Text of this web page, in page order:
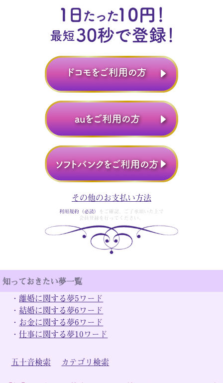
その他のお支払い方法
利用規約（必読）
をご確認、ご了承頂いた上で
会員登録を行ってください。
知っておきたい夢一覧
・ 離婚に関する夢5ワード
・ 結婚に関する夢6ワード
・ お金に関する夢6ワード
・仕事に関する夢10ワード
五十音検索 カテゴリ検索